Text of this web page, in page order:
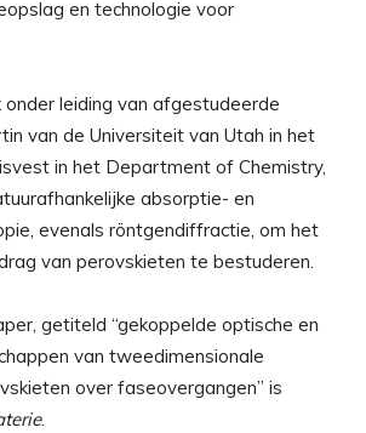
en technologie voor
onder leiding van afgestudeerde
van de Universiteit van Utah in het
in het Department of Chemistry,
absorptie- en
evenals röntgendiffractie, om het
van perovskieten te bestuderen.
getiteld “gekoppelde optische en
van tweedimensionale
over faseovergangen” is
.